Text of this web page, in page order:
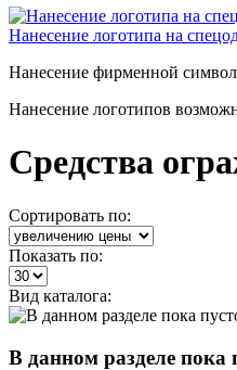
Нанесение логотипа на
Нанесение фирменной
Нанесение логотипов
Средства
Сортировать по:
Показать по:
Вид каталога:
В данном разделе пока